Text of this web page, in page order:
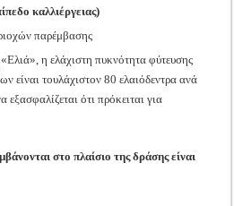
καλλιέργειας)
παρέμβασης
η ελάχιστη πυκνότητα φύτευσης
είναι τουλάχιστον 80 ελαιόδεντρα ανά
εξασφαλίζεται ότι πρόκειται για
στο πλαίσιο της δράσης είναι